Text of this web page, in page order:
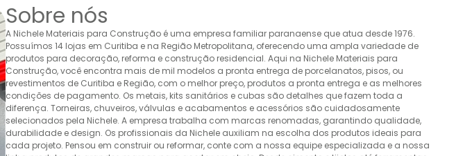
Sobre nós
A Nichele Materiais para Construção é uma empresa familiar paranaense que atua desde 1976.
Possuímos 14 lojas em Curitiba e na Região Metropolitana, oferecendo uma ampla variedade de
produtos para decoração, reforma e construção residencial. Aqui na Nichele Materiais para
Construção, você encontra mais de mil modelos a pronta entrega de porcelanatos, pisos, ou
revestimentos de Curitiba e Região, com o melhor preço, produtos a pronta entrega e as melhores
condições de pagamento. Os metais, kits sanitários e cubas são detalhes que fazem toda a
diferença. Torneiras, chuveiros, válvulas e acabamentos e acessórios são cuidadosamente
selecionados pela Nichele. A empresa trabalha com marcas renomadas, garantindo qualidade,
durabilidade e design. Os profissionais da Nichele auxiliam na escolha dos produtos ideais para
cada projeto. Pensou em construir ou reformar, conte com a nossa equipe especializada e a nossa